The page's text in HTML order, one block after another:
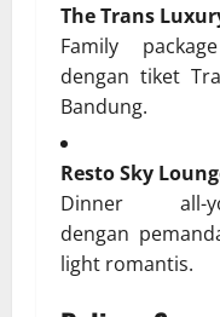
The Trans
Family
dengan tiket
Bandung.
Resto Sky
Dinner all-
dengan
light romantis.